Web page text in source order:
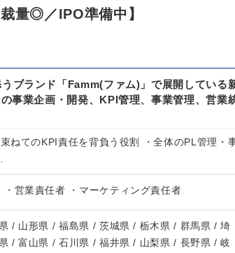
量◎／IPO準備中】
ブランド「Famm(ファム)」で展開している
事業企画・開発、KPI管理、事業管理、営業
ねてのKPI責任を背負う役割 ・全体のPL管理・
営業責任者 ・マーケティング責任者
/ 山形県 / 福島県 / 茨城県 / 栃木県 / 群馬県 / 埼
/ 富山県 / 石川県 / 福井県 / 山梨県 / 長野県 / 岐